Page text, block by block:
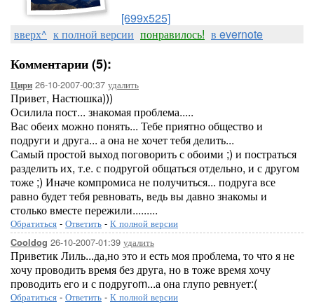
[699x525]
вверх^ к полной версии понравилось! в evernote
Комментарии (5):
Цири 26-10-2007-00:37 удалить
Привет, Настюшка)))
Осилила пост... знакомая проблема.....
Вас обеих можно понять... Тебе приятно общество и
подруги и друга... а она не хочет тебя делить...
Самый простой выход поговорить с обоими ;) и постраться
разделить их, т.е. с подругой общаться отдельно, и с другом
тоже ;) Иначе компромиса не получиться... подруга все
равно будет тебя ревновать, ведь вы давно знакомы и
столько вместе пережили.........
Обратиться - Ответить - К полной версии
Cooldog 26-10-2007-01:39 удалить
Приветик Лиль...да,но это и есть моя проблема, то что я не
хочу проводить время без друга, но в тоже время хочу
проводить его и с подругоm...а она глупо ревнует:(
Обратиться - Ответить - К полной версии